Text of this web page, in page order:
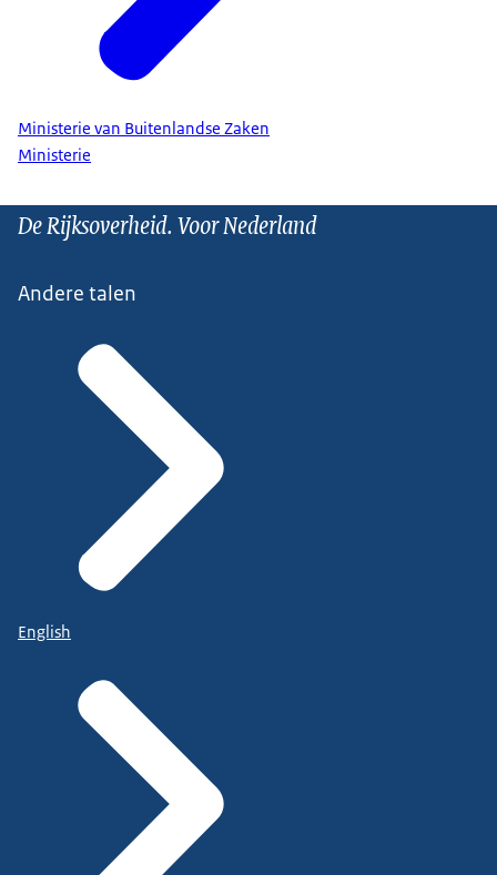
Ministerie van Buitenlandse Zaken
Ministerie
De Rijksoverheid. Voor Nederland
Andere talen
English